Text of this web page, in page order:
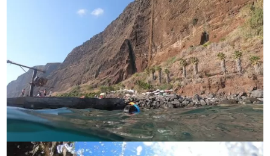
Poprzednie Następne Festiwal Kwiatów
(Święto Kwiatu) na Maderze to moim
zdaniem jedno z najpiękniejszych wydarzeń,
…
ZOBACZ >